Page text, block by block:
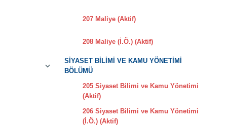
207 Maliye (Aktif)
208 Maliye (İ.Ö.) (Aktif)
SİYASET BİLİMİ VE KAMU YÖNETİMİ
BÖLÜMÜ
205 Siyaset Bilimi ve Kamu Yönetimi
(Aktif)
206 Siyaset Bilimi ve Kamu Yönetimi
(İ.Ö.) (Aktif)